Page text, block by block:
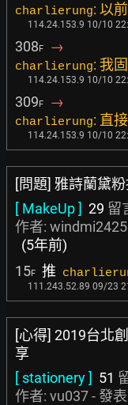
charlierung: 以
114.24.153.9 10/10
308F →
charlierung: 我
114.24.153.9 10/10
309F →
charlierung: 直
114.24.153.9 10/10
[問題] 雅詩蘭黛
[ MakeUp ] 29 留
作者: windmi2425
(5年前)
15F 推
111.243.52.89 09/23
[心得] 2019台北
享
[ stationery ] 51
作者: vu037- 發